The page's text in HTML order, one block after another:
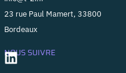
23 rue Paul Mamert, 33800
Bordeaux
NOUS SUIVRE